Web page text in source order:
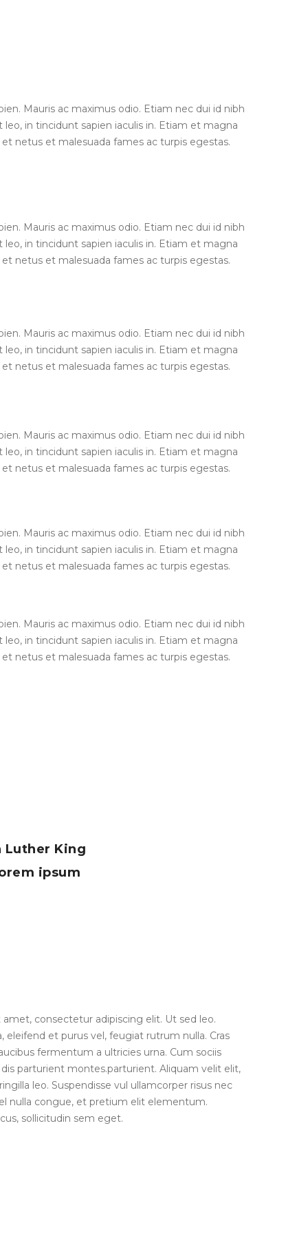
Mauris ac maximus odio. Etiam nec dui id nibh
in tincidunt sapien iaculis in. Etiam et magna
netus et malesuada fames ac turpis egestas.
Mauris ac maximus odio. Etiam nec dui id nibh
in tincidunt sapien iaculis in. Etiam et magna
netus et malesuada fames ac turpis egestas.
Mauris ac maximus odio. Etiam nec dui id nibh
in tincidunt sapien iaculis in. Etiam et magna
netus et malesuada fames ac turpis egestas.
Mauris ac maximus odio. Etiam nec dui id nibh
in tincidunt sapien iaculis in. Etiam et magna
netus et malesuada fames ac turpis egestas.
Mauris ac maximus odio. Etiam nec dui id nibh
in tincidunt sapien iaculis in. Etiam et magna
netus et malesuada fames ac turpis egestas.
Mauris ac maximus odio. Etiam nec dui id nibh
in tincidunt sapien iaculis in. Etiam et magna
netus et malesuada fames ac turpis egestas.
Luther King
ipsum
consectetur adipiscing elit. Ut sed leo.
eleifend et purus vel, feugiat rutrum nulla. Cras
fermentum a ultricies urna. Cum sociis
parturient montes.parturient. Aliquam velit elit,
leo. Suspendisse vul ullamcorper risus nec
nulla congue, et pretium elit elementum.
sollicitudin sem eget.